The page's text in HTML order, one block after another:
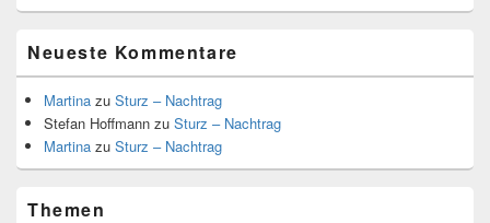
Neueste Kommentare
Martina zu Sturz – Nachtrag
Stefan Hoffmann zu Sturz – Nachtrag
Martina zu Sturz – Nachtrag
Themen